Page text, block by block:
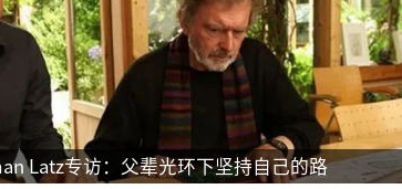
Latz专访：父辈光环下坚持自己的路